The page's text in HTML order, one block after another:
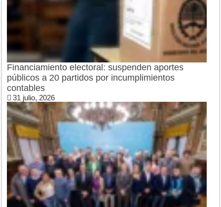
Financiamiento electoral: suspenden aportes
públicos a 20 partidos por incumplimientos
contables
31 julio, 2026